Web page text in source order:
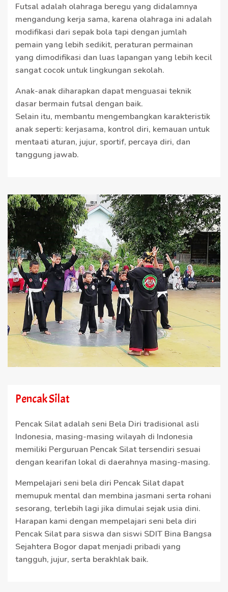
Futsal adalah olahraga beregu yang didalamnya
mengandung kerja sama, karena olahraga ini adalah
modifikasi dari sepak bola tapi dengan jumlah
pemain yang lebih sedikit, peraturan permainan
yang dimodifikasi dan luas lapangan yang lebih kecil
sangat cocok untuk lingkungan sekolah.
Anak-anak diharapkan dapat menguasai teknik
dasar bermain futsal dengan baik.
Selain itu, membantu mengembangkan karakteristik
anak seperti: kerjasama, kontrol diri, kemauan untuk
mentaati aturan, jujur, sportif, percaya diri, dan
tanggung jawab.
Pencak Silat
Pencak Silat adalah seni Bela Diri tradisional asli
Indonesia, masing-masing wilayah di Indonesia
memiliki Perguruan Pencak Silat tersendiri sesuai
dengan kearifan lokal di daerahnya masing-masing.
Mempelajari seni bela diri Pencak Silat dapat
memupuk mental dan membina jasmani serta rohani
sesorang, terlebih lagi jika dimulai sejak usia dini.
Harapan kami dengan mempelajari seni bela diri
Pencak Silat para siswa dan siswi SDIT Bina Bangsa
Sejahtera Bogor dapat menjadi pribadi yang
tangguh, jujur, serta berakhlak baik.